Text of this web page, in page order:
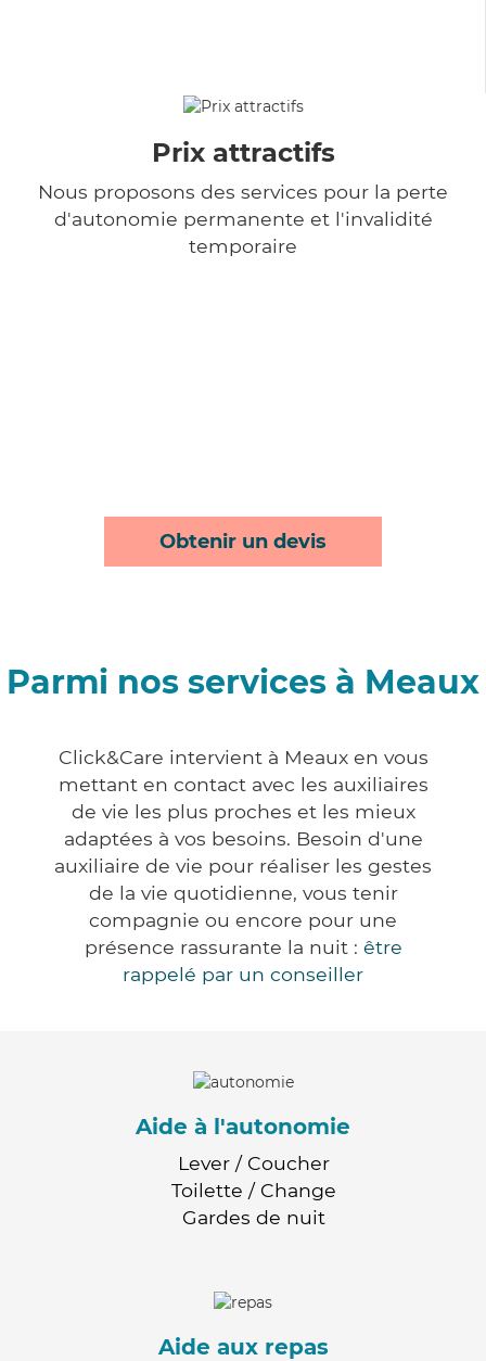
Prix attractifs
Nous proposons des services pour la perte
d'autonomie permanente et l'invalidité
temporaire
Obtenir un devis
Parmi nos services à Meaux
Click&Care intervient à Meaux en vous
mettant en contact avec les auxiliaires
de vie les plus proches et les mieux
adaptées à vos besoins. Besoin d'une
auxiliaire de vie pour réaliser les gestes
de la vie quotidienne, vous tenir
compagnie ou encore pour une
présence rassurante la nuit : être
rappelé par un conseiller
Aide à l'autonomie
Lever / Coucher
Toilette / Change
Gardes de nuit
Aide aux repas